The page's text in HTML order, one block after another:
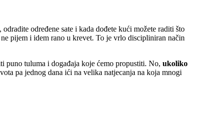
određene sate i kada dođete kući možete raditi što
pijem i idem rano u krevet. To je vrlo discipliniran način
puno tuluma i događaja koje ćemo propustiti. No, ukoliko
pa jednog dana ići na velika natjecanja na koja mnogi